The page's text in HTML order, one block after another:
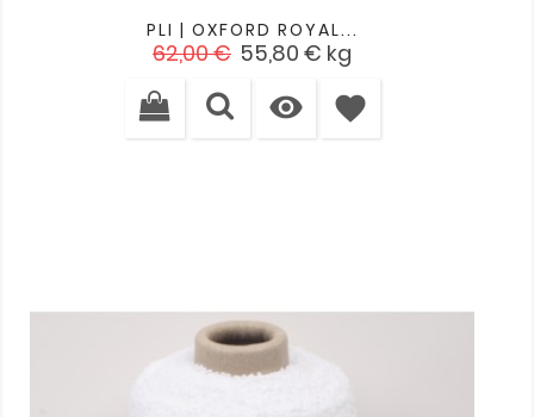
PLI | OXFORD ROYAL...
Verkaufspreis
62,00 € Preis
55,80 € kg
 favorite